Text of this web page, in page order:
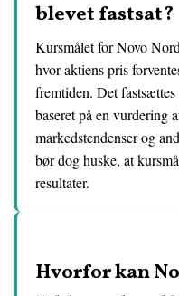
blevet fastsat?
Kursmålet for Novo
hvor aktiens pris
fremtiden. Det
baseret på en vurdering
markedstendenser og
bør dog huske, at
resultater.
Hvorfor kan